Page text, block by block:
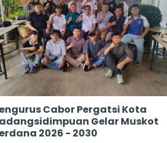
Cabor Pergatsi Kota
Gelar Muskot
2026 - 2030